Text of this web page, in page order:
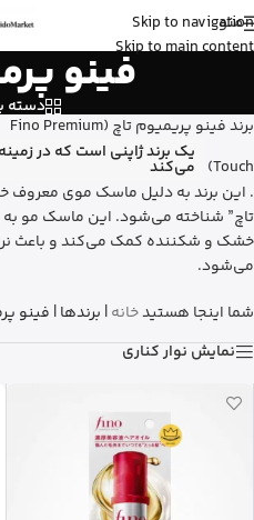
Skip to navigation
Skip to main content
منو
فینو
دسته
برند فینو پریمیوم تاچ (Fino Premium
Touch)
یک برند ژاپنی است که در
می‌کند
. این برند به دلیل ماسک موی معروف
تاچ” شناخته می‌شود. این ماسک مو به
خشک و شکننده کمک می‌کند و باعث
می‌شود.
شما اینجا هستیدخانه| برندها| فینو
نمایش نوار کناری
Fatemeh از تهران
ادو پرفیوم زنانه بورلی هیلز پولو کلاب رو